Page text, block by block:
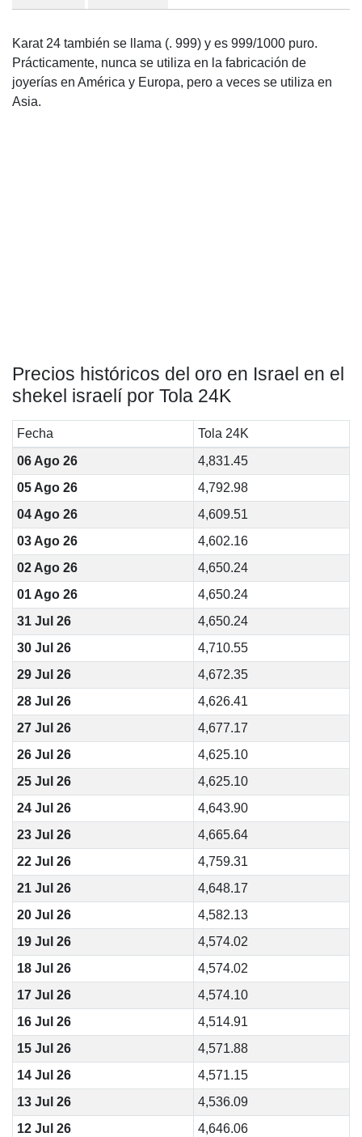
Karat 24 también se llama (. 999) y es 999/1000 puro.
Prácticamente, nunca se utiliza en la fabricación de
joyerías en América y Europa, pero a veces se utiliza en
Asia.
Precios históricos del oro en Israel en el
shekel israelí por Tola 24K
Fecha
Tola 24K
06 Ago 26
4,831.45
05 Ago 26
4,792.98
04 Ago 26
4,609.51
03 Ago 26
4,602.16
02 Ago 26
4,650.24
01 Ago 26
4,650.24
31 Jul 26
4,650.24
30 Jul 26
4,710.55
29 Jul 26
4,672.35
28 Jul 26
4,626.41
27 Jul 26
4,677.17
26 Jul 26
4,625.10
25 Jul 26
4,625.10
24 Jul 26
4,643.90
23 Jul 26
4,665.64
22 Jul 26
4,759.31
21 Jul 26
4,648.17
20 Jul 26
4,582.13
19 Jul 26
4,574.02
18 Jul 26
4,574.02
17 Jul 26
4,574.10
16 Jul 26
4,514.91
15 Jul 26
4,571.88
14 Jul 26
4,571.15
13 Jul 26
4,536.09
12 Jul 26
4,646.06